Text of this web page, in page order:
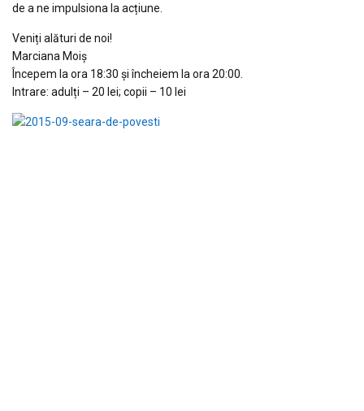
de a ne impulsiona la acțiune.
Veniți alături de noi!
Marciana Moiș
Începem la ora 18:30 și încheiem la ora 20:00.
Intrare: adulți – 20 lei; copii – 10 lei